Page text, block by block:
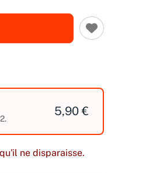
5,90 €
ne disparaisse.